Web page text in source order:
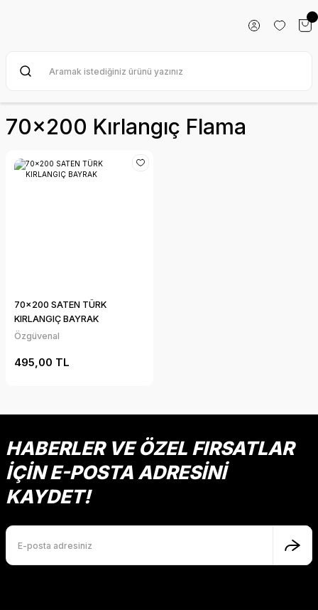
70x200 Kırlangıç Flama
70x200 SATEN TÜRK
KIRLANGIÇ BAYRAK
Özgüvenal
495,00 TL
HABERLER VE ÖZEL FIRSATLAR
İÇİN E-POSTA ADRESİNİ
KAYDET!